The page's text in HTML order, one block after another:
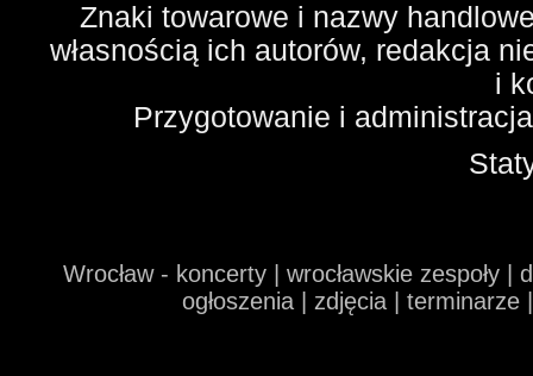
Znaki towarowe i nazwy
własnością ich autorów, redakcja
i
Przygotowanie i
Wrocław - koncerty | wrocławskie zespoły
ogłoszenia | zdjęcia |